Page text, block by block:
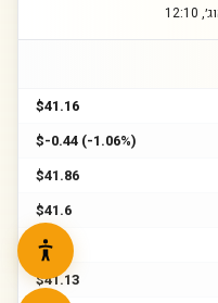
$41.16
$-0.44 (-1.06%)
$41.86
$41.6
$42
$41.13